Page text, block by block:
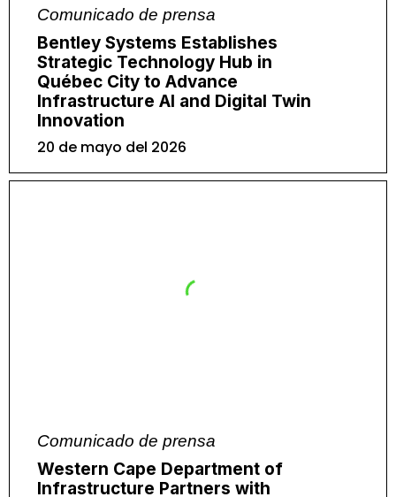
Comunicado de prensa
Bentley Systems Establishes
Strategic Technology Hub in
Québec City to Advance
Infrastructure AI and Digital Twin
Innovation
20 de mayo del 2026
Comunicado de prensa
Western Cape Department of
Infrastructure Partners with